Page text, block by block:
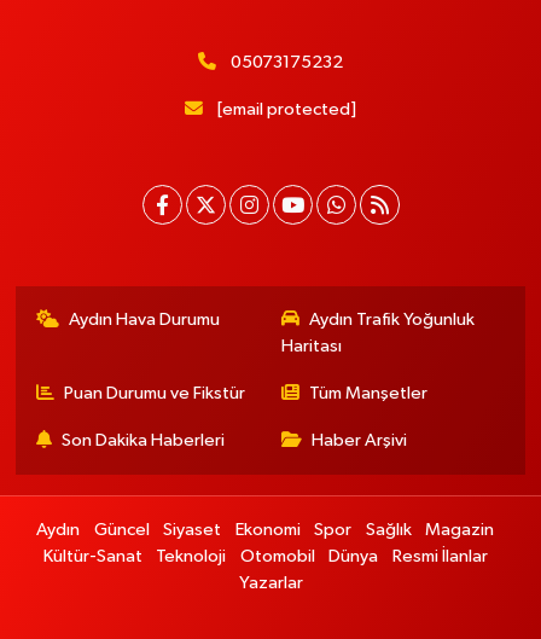
05073175232
[email protected]
Aydın Hava Durumu
Aydın Trafik Yoğunluk
Haritası
Puan Durumu ve Fikstür Tüm Manşetler
Son Dakika Haberleri Haber Arşivi
Aydın Güncel Siyaset Ekonomi Spor Sağlık
Magazin
Kültür-Sanat
Teknoloji Otomobil Dünya
Resmi İlanlar
Yazarlar